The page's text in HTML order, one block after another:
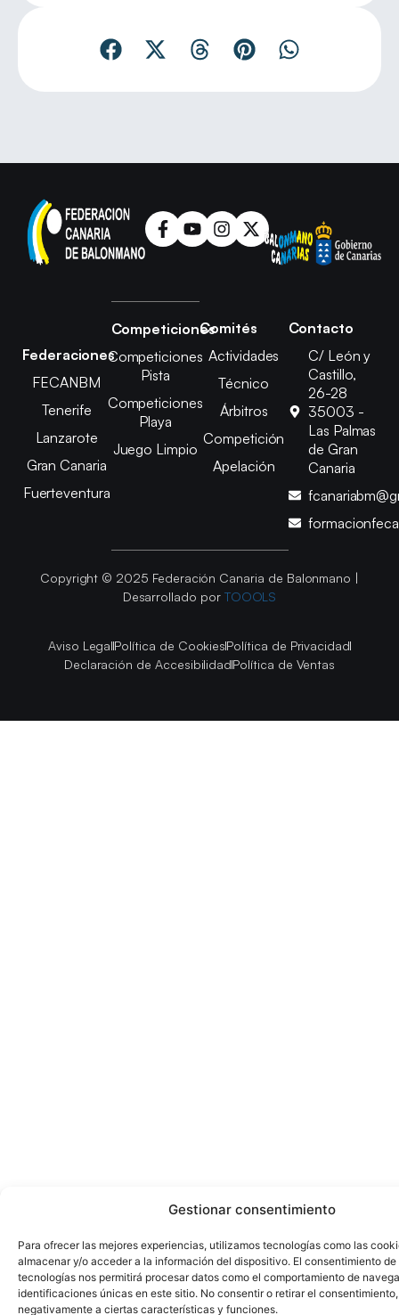
Gestionar consentimiento
Para ofrecer las mejores experiencias, utilizamos tecnologías como las
almacenar y/o acceder a la información del dispositivo. El consentimiento de
tecnologías nos permitirá procesar datos como el comportamiento de
identificaciones únicas en este sitio. No consentir o retirar el
negativamente a ciertas características y funciones.
Federaciones
FECANBM
Tenerife
Lanzarote
Gran Canaria
Fuerteventura
Competiciones
Competiciones
Pista
Competiciones
Playa
Juego Limpio
Comités
Actividades
Técnico
Árbitros
Competición
Apelación
Contacto
C/ León y
Castillo,
26-28
35003 -
Las Palmas
de Gran
Canaria
Copyright © 2025 Federación Canaria de Balonmano |
Desarrollado por TOOOLS
Aviso LegalPolítica de CookiesPolítica de Privacidad
Declaración de AccesibilidadPolítica de Ventas